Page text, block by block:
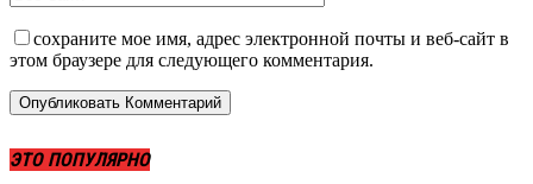
сохраните мое имя, адрес электронной почты и веб-сайт в
этом браузере для следующего комментария.
ЭТО ПОПУЛЯРНО